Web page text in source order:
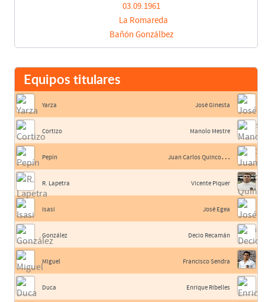
03.09.1961
La Romareda
Bañón Gonzálbez
Equipos titulares
Yarza
Cortizo
Pepín
R. Lapetra
Isasi
González
Miguel
Duca
José Ginesta
Manolo Mestre
J
uan Carlos Quincoces II
Vicente Piquer
José Egea
Decio Recamán
Francisco Sendra
Enrique Ribelles